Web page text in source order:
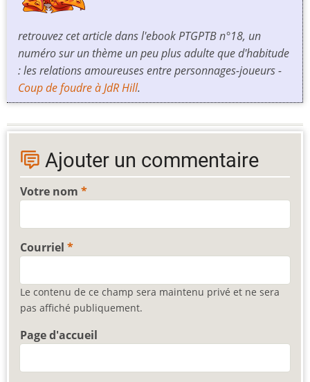
retrouvez cet article dans l'ebook PTGPTB n°18, un
numéro sur un thème un peu plus adulte que d'habitude
: les relations amoureuses entre personnages-joueurs -
Coup de foudre à JdR Hill.
Ajouter un commentaire
Votre nom
Courriel
Le contenu de ce champ sera maintenu privé et ne sera
pas affiché publiquement.
Page d'accueil